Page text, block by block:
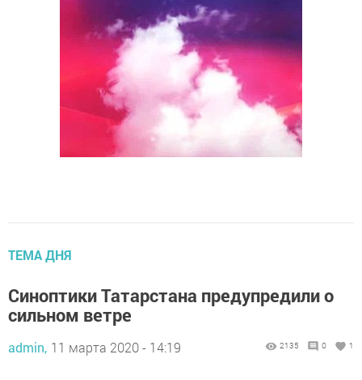
ТЕМА ДНЯ
Синоптики Татарстана предупредили о
сильном ветре
admin, 11 марта 2020 - 14:19 2135 0 1